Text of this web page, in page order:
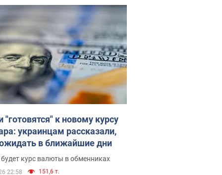
"готовятся" к новому курсу
украинцам рассказали,
в ближайшие дни
курс валюты в обменниках
22:58 151,6 т.